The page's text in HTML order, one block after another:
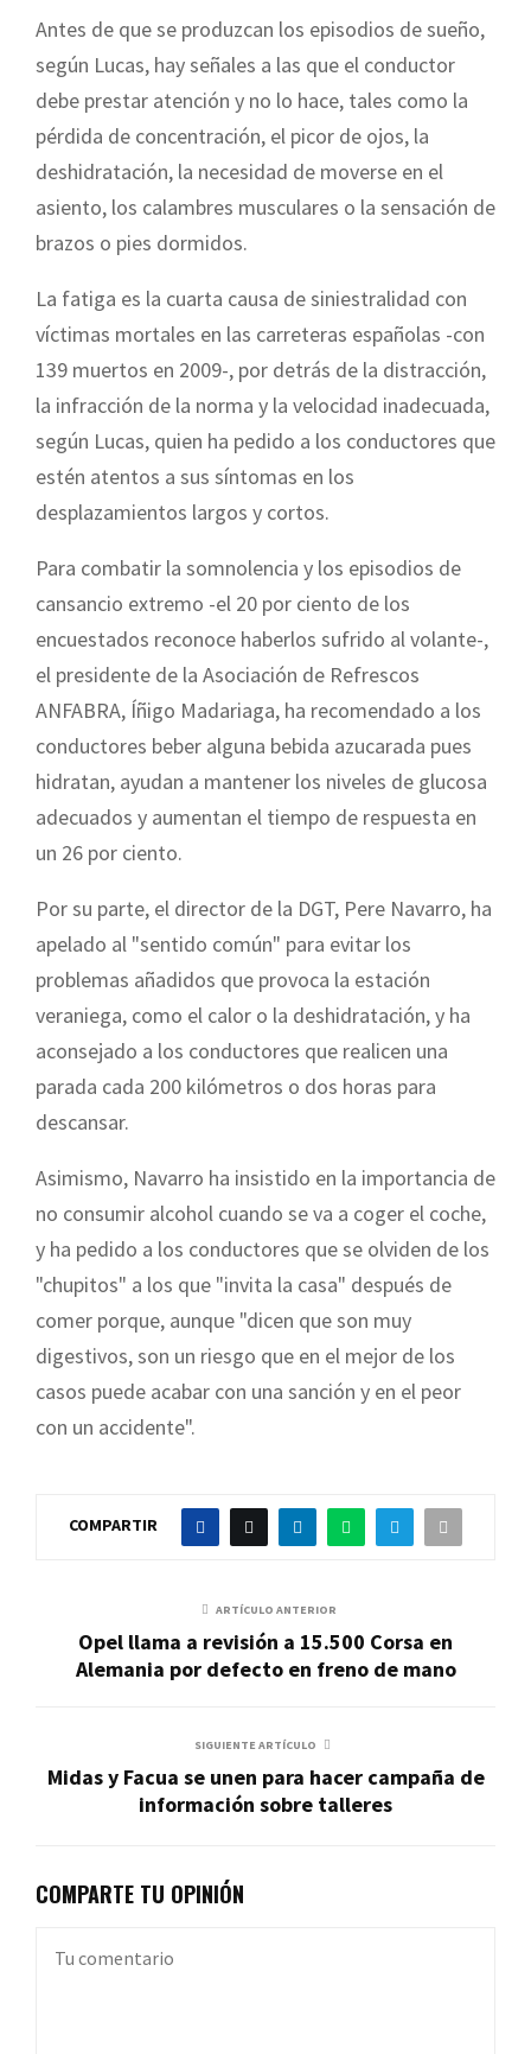
Antes de que se produzcan los episodios de sueño,
según Lucas, hay señales a las que el conductor
debe prestar atención y no lo hace, tales como la
pérdida de concentración, el picor de ojos, la
deshidratación, la necesidad de moverse en el
asiento, los calambres musculares o la sensación de
brazos o pies dormidos.
La fatiga es la cuarta causa de siniestralidad con
víctimas mortales en las carreteras españolas -con
139 muertos en 2009-, por detrás de la distracción,
la infracción de la norma y la velocidad inadecuada,
según Lucas, quien ha pedido a los conductores que
estén atentos a sus síntomas en los
desplazamientos largos y cortos.
Para combatir la somnolencia y los episodios de
cansancio extremo -el 20 por ciento de los
encuestados reconoce haberlos sufrido al volante-,
el presidente de la Asociación de Refrescos
ANFABRA, Íñigo Madariaga, ha recomendado a los
conductores beber alguna bebida azucarada pues
hidratan, ayudan a mantener los niveles de glucosa
adecuados y aumentan el tiempo de respuesta en
un 26 por ciento.
Por su parte, el director de la DGT, Pere Navarro, ha
apelado al "sentido común" para evitar los
problemas añadidos que provoca la estación
veraniega, como el calor o la deshidratación, y ha
aconsejado a los conductores que realicen una
parada cada 200 kilómetros o dos horas para
descansar.
Asimismo, Navarro ha insistido en la importancia de
no consumir alcohol cuando se va a coger el coche,
y ha pedido a los conductores que se olviden de los
"chupitos" a los que "invita la casa" después de
comer porque, aunque "dicen que son muy
digestivos, son un riesgo que en el mejor de los
casos puede acabar con una sanción y en el peor
con un accidente".
COMPARTIR
ARTÍCULO ANTERIOR
Opel llama a revisión a 15.500 Corsa en
Alemania por defecto en freno de mano
SIGUIENTE ARTÍCULO
Midas y Facua se unen para hacer campaña de
información sobre talleres
COMPARTE TU OPINIÓN